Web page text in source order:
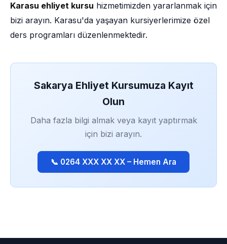
Karasu ehliyet kursu hizmetimizden yararlanmak için
bizi arayın. Karasu'da yaşayan kursiyerlerimize özel
ders programları düzenlenmektedir.
Sakarya Ehliyet Kursumuza Kayıt
Olun
Daha fazla bilgi almak veya kayıt yaptırmak
için bizi arayın.
📞 0264 XXX XX XX – Hemen Ara